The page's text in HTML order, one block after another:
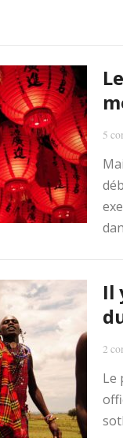
5
Il
2
Le